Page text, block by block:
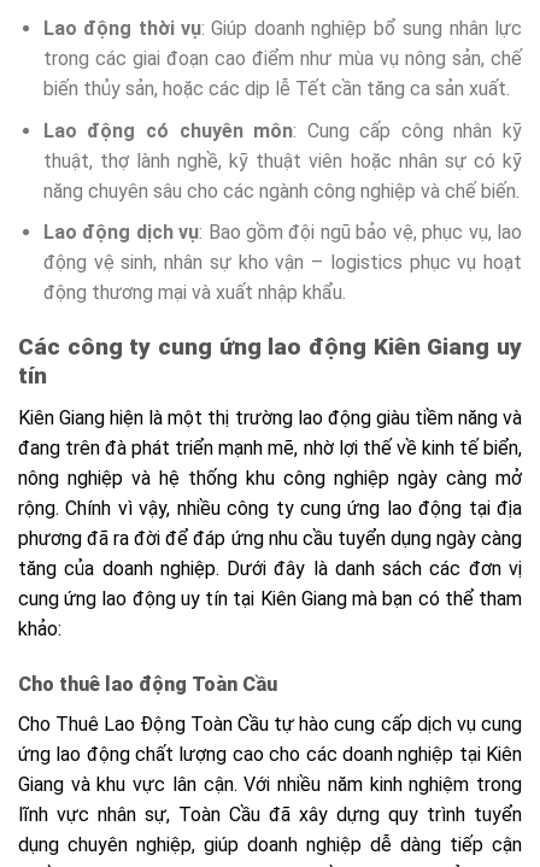
Lao động thời vụ: Giúp doanh nghiệp bổ sung nhân lực
trong các giai đoạn cao điểm như mùa vụ nông sản, chế
biến thủy sản, hoặc các dịp lễ Tết cần tăng ca sản xuất.
Lao động có chuyên môn: Cung cấp công nhân kỹ
thuật, thợ lành nghề, kỹ thuật viên hoặc nhân sự có kỹ
năng chuyên sâu cho các ngành công nghiệp và chế biến.
Lao động dịch vụ: Bao gồm đội ngũ bảo vệ, phục vụ, lao
động vệ sinh, nhân sự kho vận – logistics phục vụ hoạt
động thương mại và xuất nhập khẩu.
Các công ty cung ứng lao động Kiên Giang uy
tín
Kiên Giang hiện là một thị trường lao động giàu tiềm năng và
đang trên đà phát triển mạnh mẽ, nhờ lợi thế về kinh tế biển,
nông nghiệp và hệ thống khu công nghiệp ngày càng mở
rộng. Chính vì vậy, nhiều công ty cung ứng lao động tại địa
phương đã ra đời để đáp ứng nhu cầu tuyển dụng ngày càng
tăng của doanh nghiệp. Dưới đây là danh sách các đơn vị
cung ứng lao động uy tín tại Kiên Giang mà bạn có thể tham
khảo:
Cho thuê lao động Toàn Cầu
Cho Thuê Lao Động Toàn Cầu tự hào cung cấp dịch vụ cung
ứng lao động chất lượng cao cho các doanh nghiệp tại Kiên
Giang và khu vực lân cận. Với nhiều năm kinh nghiệm trong
lĩnh vực nhân sự, Toàn Cầu đã xây dựng quy trình tuyển
dụng chuyên nghiệp, giúp doanh nghiệp dễ dàng tiếp cận